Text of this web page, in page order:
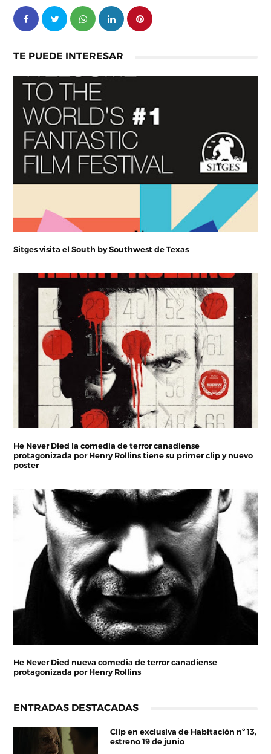
TE PUEDE INTERESAR
Sitges visita el South by Southwest de Texas
He Never Died la comedia de terror canadiense
protagonizada por Henry Rollins tiene su primer clip y nuevo
poster
He Never Died nueva comedia de terror canadiense
protagonizada por Henry Rollins
ENTRADAS DESTACADAS
Clip en exclusiva de Habitación nº 13,
estreno 19 de junio